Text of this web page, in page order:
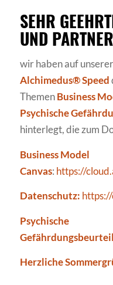
SEHR
UND
wir haben auf
Alchimedus® Speed
ThemenBusiness
Psychische
hinterlegt, die zum
Business Model
Canvas: https://
Datenschutz:
Psychische
Herzliche